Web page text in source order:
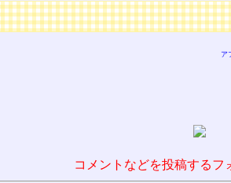
ア
コメントなどを投稿する